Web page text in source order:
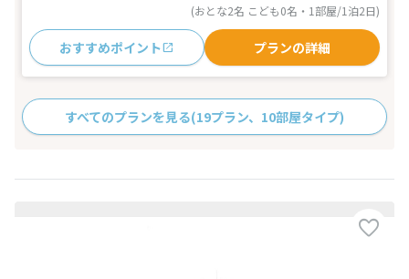
(おとな2名 こども0名・1部屋/1泊2日)
おすすめポイント プランの詳細
すべてのプランを見る(19プラン、10部屋タイプ)